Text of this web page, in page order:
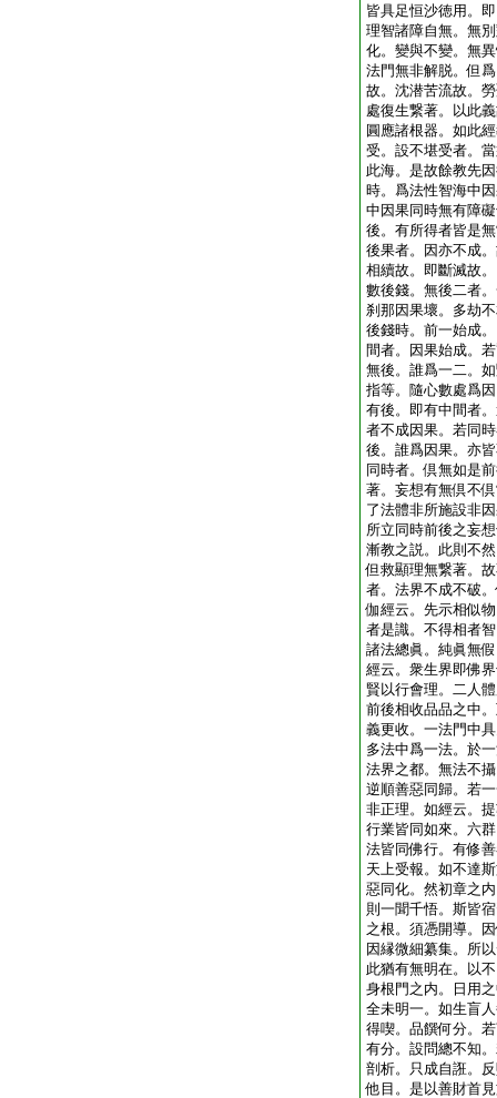
皆具足恒沙徳用。
理智諸障自無。無
化。變與不變。無
法門無非解脱。但
故。沈潜苦流故。
處復生繋著。以此
圓應諸根器。如此
受。設不堪受者。
此海。是故餘教先
時。爲法性智海中
中因果同時無有障
後。有所得者皆是
後果者。因亦不成
相續故。即斷滅故
數後錢。無後二者
刹那因果壞。多劫
後錢時。前一始成
間者。因果始成。
無後。誰爲一二。
指等。隨心數處爲
有後。即有中間者
者不成因果。若同
後。誰爲因果。亦
同時者。倶無如是
著。妄想有無倶不
了法體非所施設非
所立同時前後之妄
漸教之説。此則不
但救顯理無繋著。
者。法界不成不破
伽經云。先示相似
者是識。不得相者
諸法總眞。純眞無
經云。衆生界即佛
賢以行會理。二人
前後相收品品之中
義更收。一法門中
多法中爲一法。於
法界之都。無法不
逆順善惡同歸。若
非正理。如經云。
行業皆同如來。六
法皆同佛行。有修
天上受報。如不達
惡同化。然初章之
則一聞千悟。斯皆
之根。須憑開導。
因縁微細纂集。所
此猶有無明在。以
身根門之内。日用
全未明一。如生盲
得喫。品饌何分。
有分。設問總不知
剖析。只成自誑。
他目。是以善財首